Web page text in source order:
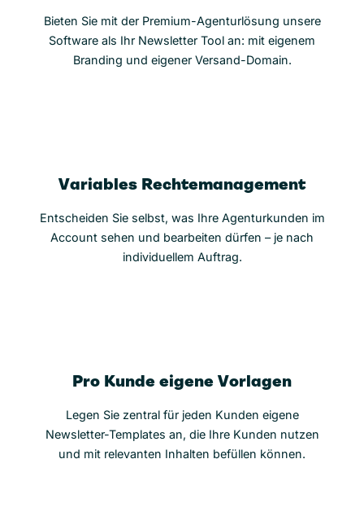
Bieten Sie mit der Premium-Agenturlösung unsere
Software als Ihr Newsletter Tool an: mit eigenem
Branding und eigener Versand-Domain.
Variables Rechtemanagement
Entscheiden Sie selbst, was Ihre Agenturkunden im
Account sehen und bearbeiten dürfen – je nach
individuellem Auftrag.
Pro Kunde eigene Vorlagen
Legen Sie zentral für jeden Kunden eigene
Newsletter-Templates an, die Ihre Kunden nutzen
und mit relevanten Inhalten befüllen können.